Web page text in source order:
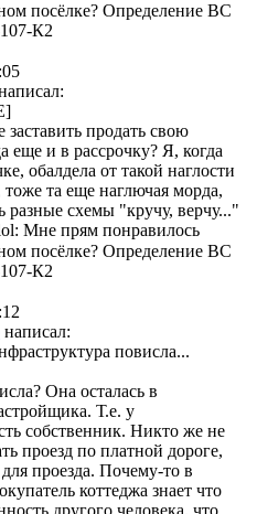
посёлке? Определение ВС
К2
продать свою
еще и в рассрочку? Я, когда
обалдела от такой наглости
та еще наглючая морда,
разные схемы "кручу, верчу..."
Мне прям понравилось
посёлке? Определение ВС
К2
написал:
повисла...
Она осталась в
Т.е. у
собственник. Никто же не
проезд по платной дороге,
проезда. Почему-то в
коттеджа знает что
другого человека, что